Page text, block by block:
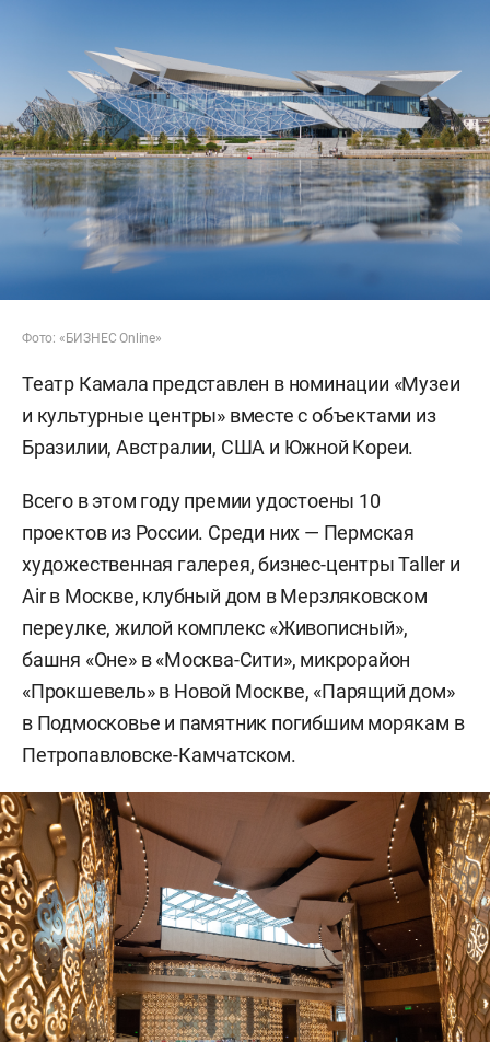
Фото: «БИЗНЕС Online»
Театр Камала представлен в номинации «Музеи
и культурные центры» вместе с объектами из
Бразилии, Австралии, США и Южной Кореи.
Всего в этом году премии удостоены 10
проектов из России. Среди них — Пермская
художественная галерея, бизнес-центры Taller и
Air в Москве, клубный дом в Мерзляковском
переулке, жилой комплекс «Живописный»,
башня «Оне» в «Москва-Сити», микрорайон
«Прокшевель» в Новой Москве, «Парящий дом»
в Подмосковье и памятник погибшим морякам в
Петропавловске-Камчатском.